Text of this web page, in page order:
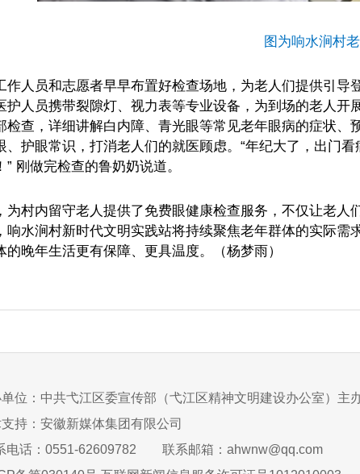
图为响水涧村
员和志愿者早早布置好检查场地，为老人们提供引导
护人员携带裂隙灯、视力表等专业设备，为到场的老人
检查，详细讲解白内障、青光眼等常见老年眼病的症状
、护眼常识，打消老人们的就医顾虑。“年纪大了，出门
刚做完检查的鲁奶奶说道。
内留守老人提供了免费眼健康检查服务，不仅让老人
响水涧村新时代文明实践站将持续聚焦老年群体的实际
晚年生活更有保障、更具温度。（杨梦雨）
位：中共弋江区委宣传部（弋江区精神文明建设办公室）主
持：安徽新媒体集团有限公司
电话：0551-62609782
联系邮箱：ahwnw@qq.com